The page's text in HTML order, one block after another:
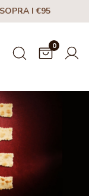
I €95
0